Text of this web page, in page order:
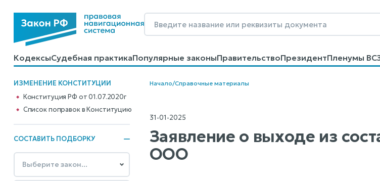
КодексыСудебная практикаПопулярные законыПравительствоПрезидентПленумы ВС
КалькуляторыСправочные материалыОбразцы договоровКонтактыПомощьПоиск
ИЗМЕНЕНИЕ КОНСТИТУЦИИ
Конституция РФ от 01.07.2020г
Cписок поправок в Конституцию
СОСТАВИТЬ ПОДБОРКУ
Начало/Справочные материалы
31-01-2025
Заявление о выходе из
ООО